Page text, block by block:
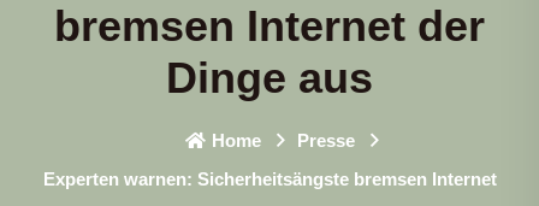
bremsen Internet der
Dinge aus
Home
Presse
Experten warnen: Sicherheitsängste bremsen Internet